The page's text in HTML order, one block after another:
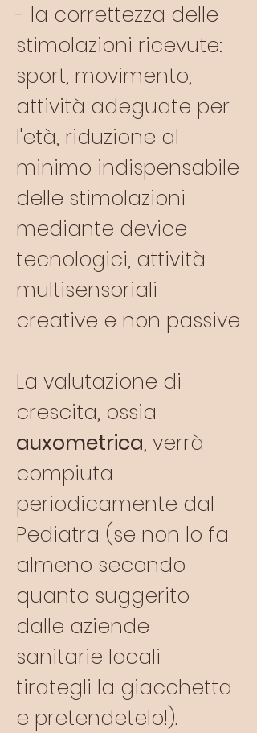
- la correttezza delle
stimolazioni ricevute:
sport, movimento,
attività adeguate per
l'età, riduzione al
minimo indispensabile
delle stimolazioni
mediante device
tecnologici, attività
multisensoriali
creative e non passive
La valutazione di
crescita, ossia
auxometrica, verrà
compiuta
periodicamente dal
Pediatra (se non lo fa
almeno secondo
quanto suggerito
dalle aziende
sanitarie locali
tirategli la giacchetta
e pretendetelo!).